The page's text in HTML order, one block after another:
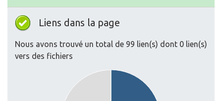
Liens dans la page
Nous avons trouvé un total de 99 lien(s) dont 0 lien(s)
vers des fichiers